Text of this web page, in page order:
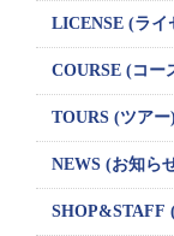
LICENSE (ライ
COURSE (コー
TOURS (ツアー)
NEWS (お知ら
SHOP&STAFF